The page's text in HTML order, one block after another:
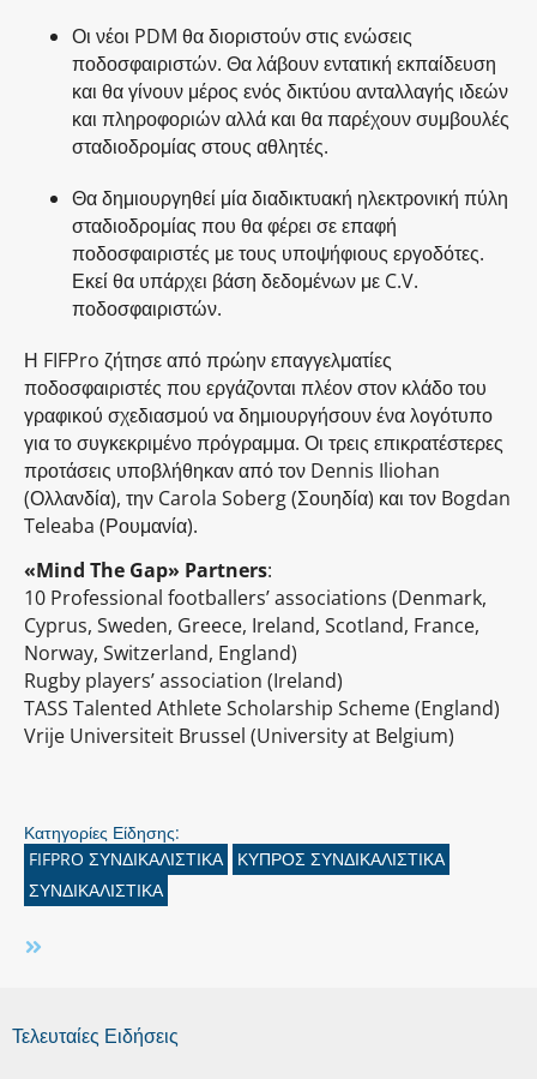
Οι νέοι PDM θα διοριστούν στις ενώσεις
ποδοσφαιριστών. Θα λάβουν εντατική εκπαίδευση
και θα γίνουν μέρος ενός δικτύου ανταλλαγής ιδεών
και πληροφοριών αλλά και θα παρέχουν συμβουλές
σταδιοδρομίας στους αθλητές.
Θα δημιουργηθεί μία διαδικτυακή ηλεκτρονική πύλη
σταδιοδρομίας που θα φέρει σε επαφή
ποδοσφαιριστές με τους υποψήφιους εργοδότες.
Εκεί θα υπάρχει βάση δεδομένων με C.V.
ποδοσφαιριστών.
Η FIFPro ζήτησε από πρώην επαγγελματίες
ποδοσφαιριστές που εργάζονται πλέον στον κλάδο του
γραφικού σχεδιασμού να δημιουργήσουν ένα λογότυπο
για το συγκεκριμένο πρόγραμμα. Οι τρεις επικρατέστερες
προτάσεις υποβλήθηκαν από τον Dennis Iliohan
(Ολλανδία), την Carola Soberg (Σουηδία) και τον Bogdan
Teleaba (Ρουμανία).
«Mind The Gap» Partners:
10 Professional footballers’ associations (Denmark,
Cyprus, Sweden, Greece, Ireland, Scotland, France,
Norway, Switzerland, England)
Rugby players’ association (Ireland)
TASS Talented Athlete Scholarship Scheme (England)
Vrije Universiteit Brussel (University at Belgium)
Κατηγορίες Είδησης:
FIFPRO ΣΥΝΔΙΚΑΛΙΣΤΙΚΑ
ΚΥΠΡΟΣ ΣΥΝΔΙΚΑΛΙΣΤΙΚΑ
ΣΥΝΔΙΚΑΛΙΣΤΙΚΑ
Τελευταίες Ειδήσεις